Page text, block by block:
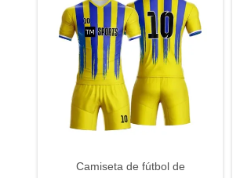
Camiseta de fútbol de